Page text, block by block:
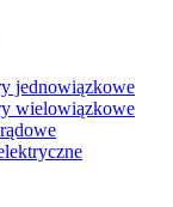
jednowiązkowe
wielowiązkowe